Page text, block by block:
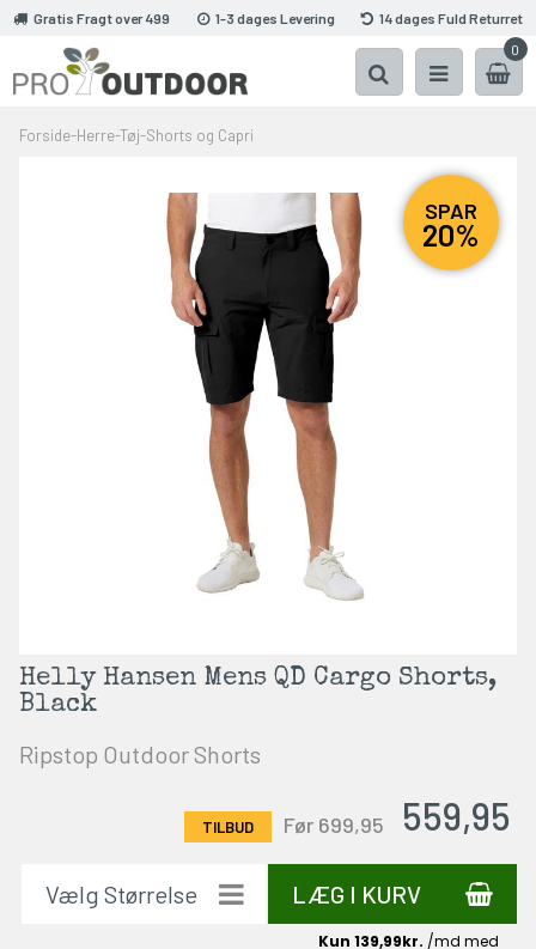
Gratis Fragt over 499 1-3 dages Levering
14 dages Fuld Returret
0
Forside-Herre-Tøj-Shorts og Capri
SPAR
20%
Helly Hansen Mens QD Cargo Shorts,
Black
Ripstop Outdoor Shorts
559,95
Før 699,95
LÆG I KURV